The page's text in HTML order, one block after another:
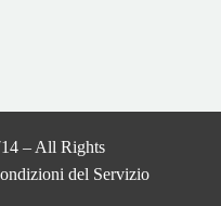
– All Rights
del Servizio